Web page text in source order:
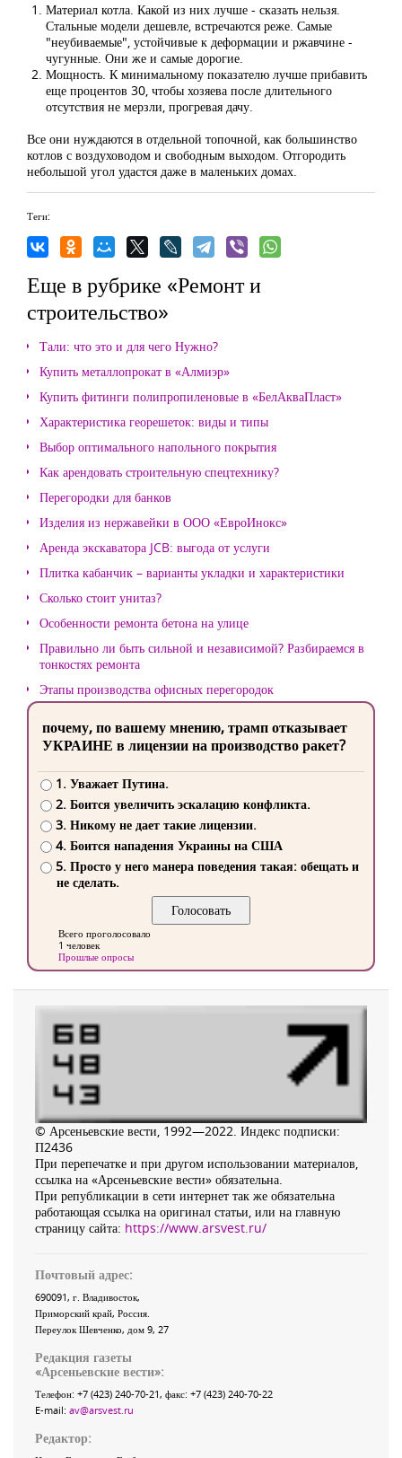
Материал котла. Какой из них лучше - сказать нельзя.
Стальные модели дешевле, встречаются реже. Самые
"неубиваемые", устойчивые к деформации и ржавчине -
чугунные. Они же и самые дорогие.
Мощность. К минимальному показателю лучше прибавить
еще процентов 30, чтобы хозяева после длительного
отсутствия не мерзли, прогревая дачу.
Все они нуждаются в отдельной топочной, как большинство
котлов с воздуховодом и свободным выходом. Отгородить
небольшой угол удастся даже в маленьких домах.
Теги:
Еще в рубрике «Ремонт и
строительство»
Тали: что это и для чего Нужно?
Купить металлопрокат в «Алмиэр»
Купить фитинги полипропиленовые в «БелАкваПласт»
Характеристика георешеток: виды и типы
Выбор оптимального напольного покрытия
Как арендовать строительную спецтехнику?
Перегородки для банков
Изделия из нержавейки в ООО «ЕвроИнокс»
Аренда экскаватора JCB: выгода от услуги
Плитка кабанчик – варианты укладки и характеристики
Сколько стоит унитаз?
Особенности ремонта бетона на улице
Правильно ли быть сильной и независимой? Разбираемся в
тонкостях ремонта
Этапы производства офисных перегородок
почему, по вашему мнению, трамп отказывает
УКРАИНЕ в лицензии на производство ракет?
1. Уважает Путина.
2. Боится увеличить эскалацию конфликта.
3. Никому не дает такие лицензии.
4. Боится нападения Украины на США
5. Просто у него манера поведения такая: обещать и
не сделать.
Всего проголосовало
1 человек
Прошлые опросы
© Арсеньевские вести, 1992—2022. Индекс подписки:
П2436
При перепечатке и при другом использовании материалов,
ссылка на «Арсеньевские вести» обязательна.
При републикации в сети интернет так же обязательна
работающая ссылка на оригинал статьи, или на главную
страницу сайта: https://www.arsvest.ru/
Почтовый адрес:
690091, г. Владивосток,
Приморский край, Россия
Переулок Шевченко, дом 9, 27
Редакция газеты
«Арсеньевские вести»:
Телефон: +7 (423) 240-70-21, факс: +7 (423) 240-70-22
E-mail: av@arsvest.ru
Редактор: